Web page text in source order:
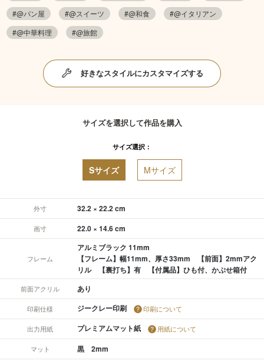
#@パン屋
#@スイーツ #@和食
#@イタリアン
#@中華料理
#@旅館
好きなスタイルにカスタマイズする
サイズを選択して作品を購入
サイズ選択：
Sサイズ Mサイズ
外寸 32.2 × 22.2 cm
画寸 22.0 × 14.6 cm
フレーム
アルミブラック 11mm
【フレーム】幅11mm、厚さ33mm 【前面】2mmアク
リル 【裏打ち】有 【付属品】ひも付、かぶせ箱付
前面アクリル あり
印刷仕様 ジークレー印刷 印刷について
出力用紙 プレミアムマット紙 用紙について
マット 黒 2mm